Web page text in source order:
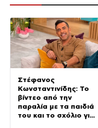
Στέφανος
Κωνσταντινίδης: Το
βίντεο από την
παραλία με τα παιδιά
του και το σχόλιο για